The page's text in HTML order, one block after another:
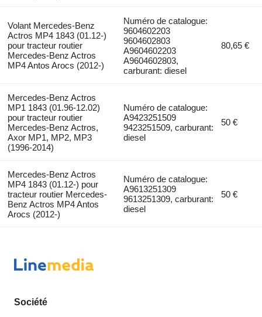
Volant Mercedes-Benz
Actros MP4 1843 (01.12-)
pour tracteur routier
Mercedes-Benz Actros
MP4 Antos Arocs (2012-)
Numéro de catalogue:
9604602203
9604602803
A9604602203
A9604602803,
carburant: diesel
80,65 €
Mercedes-Benz Actros
MP1 1843 (01.96-12.02)
pour tracteur routier
Mercedes-Benz Actros,
Axor MP1, MP2, MP3
(1996-2014)
Numéro de catalogue:
A9423251509
9423251509, carburant:
diesel
50 €
Mercedes-Benz Actros
MP4 1843 (01.12-) pour
tracteur routier Mercedes-
Benz Actros MP4 Antos
Arocs (2012-)
Numéro de catalogue:
A9613251309
9613251309, carburant:
diesel
50 €
Société